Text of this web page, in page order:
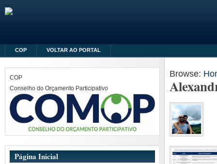
COP VOLTAR AO PORTAL
Browse:
COP
Conselho do Orçamento Participativo
Página Inicial